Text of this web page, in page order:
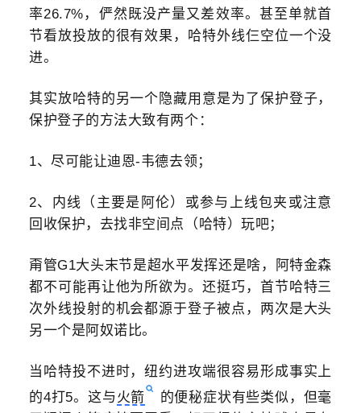
率26.7%，俨然既没产量又差效率。甚至单就首
节看放投放的很有效果，哈特外线仨空位一个没
进。
其实放哈特的另一个隐藏用意是为了保护登子，
保护登子的方法大致有两个：
1、尽可能让迪恩-韦德去领；
2、内线（主要是阿伦）或参与上线包夹或注意
回收保护，去找非空间点（哈特）玩吧；
甭管G1大头末节是超水平发挥还是啥，阿特金森
都不可能再让他为所欲为。还挺巧，首节哈特三
次外线投射的机会都源于登子被点，两次是大头
另一个是阿奴诺比。
当哈特投不进时，纽约进攻端很容易形成事实上
的4打5。这与火箭
的便秘症状有些类似，但毫